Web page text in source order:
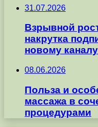
31.07.2026
Взрывной
накрутка
новому
08.06.2026
Польза и
массажа в
процедурами